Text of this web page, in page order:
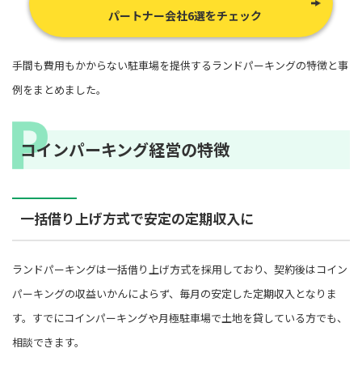
パートナー会社6選をチェック
手間も費用もかからない駐車場を提供するランドパーキングの特徴と事
例をまとめました。
コインパーキング経営の特徴
一括借り上げ方式で安定の定期収入に
ランドパーキングは一括借り上げ方式を採用しており、契約後はコイン
パーキングの収益いかんによらず、毎月の安定した定期収入となりま
す。すでにコインパーキングや月極駐車場で土地を貸している方でも、
相談できます。